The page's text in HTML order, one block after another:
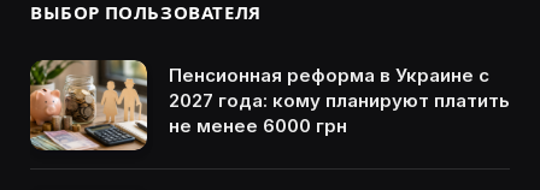
ВЫБОР ПОЛЬЗОВАТЕЛЯ
Пенсионная реформа в Украине с
2027 года: кому планируют платить
не менее 6000 грн